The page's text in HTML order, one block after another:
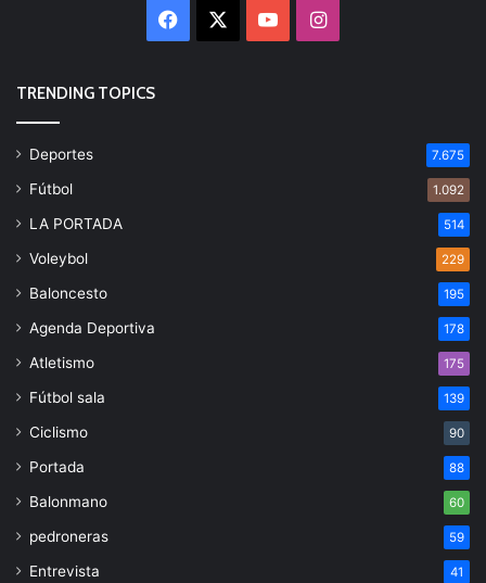
Facebook YouTubeInstagram
TRENDING TOPICS
Deportes 7.675
Fútbol 1.092
LA PORTADA 514
Voleybol 229
Baloncesto 195
Agenda Deportiva 178
Atletismo 175
Fútbol sala 139
Ciclismo 90
Portada 88
Balonmano 60
pedroneras 59
Entrevista 41